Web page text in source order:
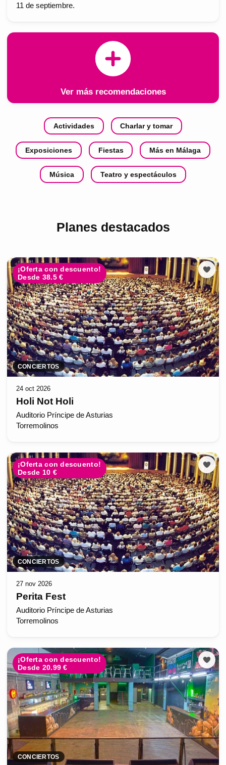
11 de septiembre.
Ver más recomendaciones
Actividades Charlar y tomar
Exposiciones Fiestas Más en Málaga
Música Teatro y espectáculos
Planes destacados
¡Oferta con descuento!
Desde 38.5 €
CONCIERTOS
24 oct 2026
Holi Not Holi
Auditorio Príncipe de Asturias
Torremolinos
¡Oferta con descuento!
Desde 10 €
CONCIERTOS
27 nov 2026
Perita Fest
Auditorio Príncipe de Asturias
Torremolinos
¡Oferta con descuento!
Desde 20.99 €
CONCIERTOS